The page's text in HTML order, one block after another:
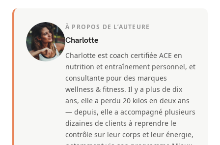
À PROPOS DE L’AUTEURE
Charlotte
Charlotte est coach certifiée ACE en
nutrition et entraînement personnel, et
consultante pour des marques
wellness & fitness. Il y a plus de dix
ans, elle a perdu 20 kilos en deux ans
— depuis, elle a accompagné plusieurs
dizaines de clients à reprendre le
contrôle sur leur corps et leur énergie,